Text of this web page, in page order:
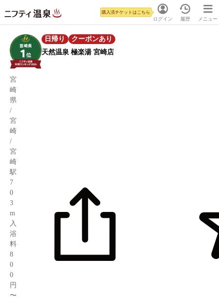
ログイン
購入済チケットはこちら
履歴 メニュー
日帰り
クーポンあり
天然温泉 極楽湯 宮崎店
宮
崎
県
/
宮
崎
/
宮
崎
駅
7
0
3
m
入
浴
料
8
0
0
円
〜